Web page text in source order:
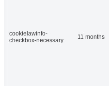
cookielawinfo-
checkbox-necessary
11 months